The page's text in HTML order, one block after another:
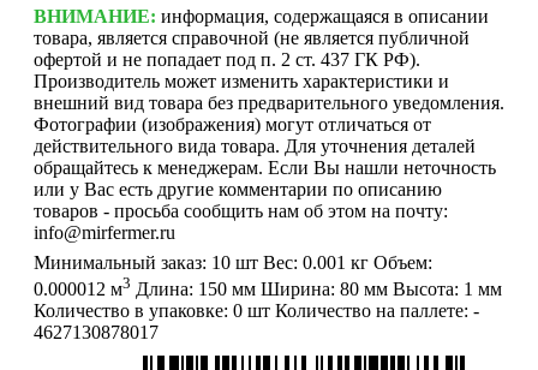
ВНИМАНИЕ: информация, содержащаяся в описании
товара, является справочной (не является публичной
офертой и не попадает под п. 2 ст. 437 ГК РФ).
Производитель может изменить характеристики и
внешний вид товара без предварительного уведомления.
Фотографии (изображения) могут отличаться от
действительного вида товара. Для уточнения деталей
обращайтесь к менеджерам. Если Вы нашли неточность
или у Вас есть другие комментарии по описанию
товаров - просьба сообщить нам об этом на почту:
info@mirfermer.ru
Минимальный заказ: 10 шт Вес: 0.001 кг Объем:
0.000012 м3 Длина: 150 мм Ширина: 80 мм Высота: 1 мм
Количество в упаковке: 0 шт Количество на паллете: -
4627130878017